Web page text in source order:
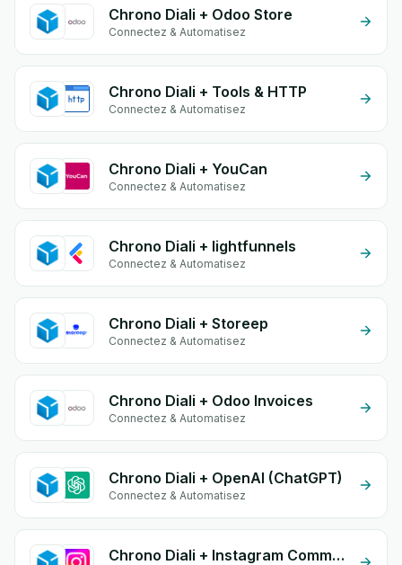
Chrono Diali + Odoo Store
Connectez & Automatisez
Chrono Diali + Tools & HTTP
Connectez & Automatisez
Chrono Diali + YouCan
Connectez & Automatisez
Chrono Diali + lightfunnels
Connectez & Automatisez
Chrono Diali + Storeep
Connectez & Automatisez
Chrono Diali + Odoo Invoices
Connectez & Automatisez
Chrono Diali + OpenAI (ChatGPT)
Connectez & Automatisez
Chrono Diali + Instagram Comment